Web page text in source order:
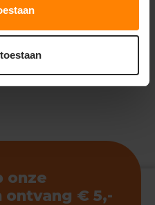
3228
onze
€ 5,-